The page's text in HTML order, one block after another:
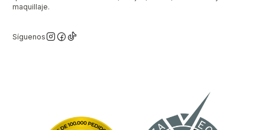
maquillaje.
Síguenos